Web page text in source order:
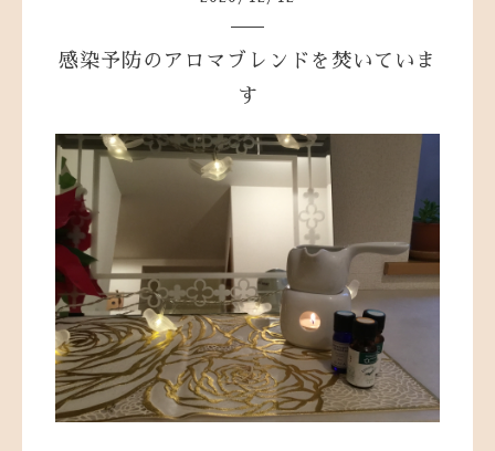
感染予防のアロマブレンドを焚いていま
す